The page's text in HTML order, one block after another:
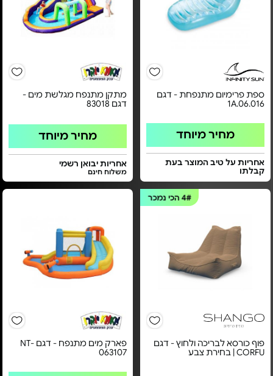
ספת פרימיום מתנפחת - דגם
1A.06.016
מחיר מיוחד
אחריות על טיב המוצר בעת
קבלתו
מתקן מתנפח מגלשת מים -
דגם 83018
מחיר מיוחד
אחריות יבואן רשמי
משלוח חינם
4#הכי נמכר
פוף כורסא לבריכה ולחוץ - דגם
CORFU | בחירת צבע
פארק מים מתנפח - דגם NT-
063107